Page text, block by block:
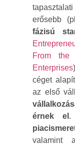
erősebb
fázisú
From the
Enterprises
céget
az első
érnek el .
valamint